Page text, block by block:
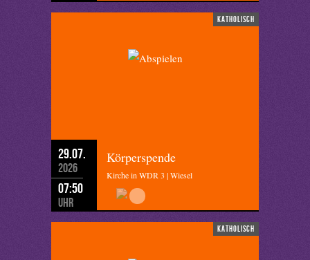
katholisch
29.07.
2026
07:50
Uhr
Körperspende
Kirche in WDR 3 | Wiesel
katholisch